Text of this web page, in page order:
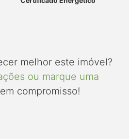
melhor este imóvel?
ou marque uma
compromisso!